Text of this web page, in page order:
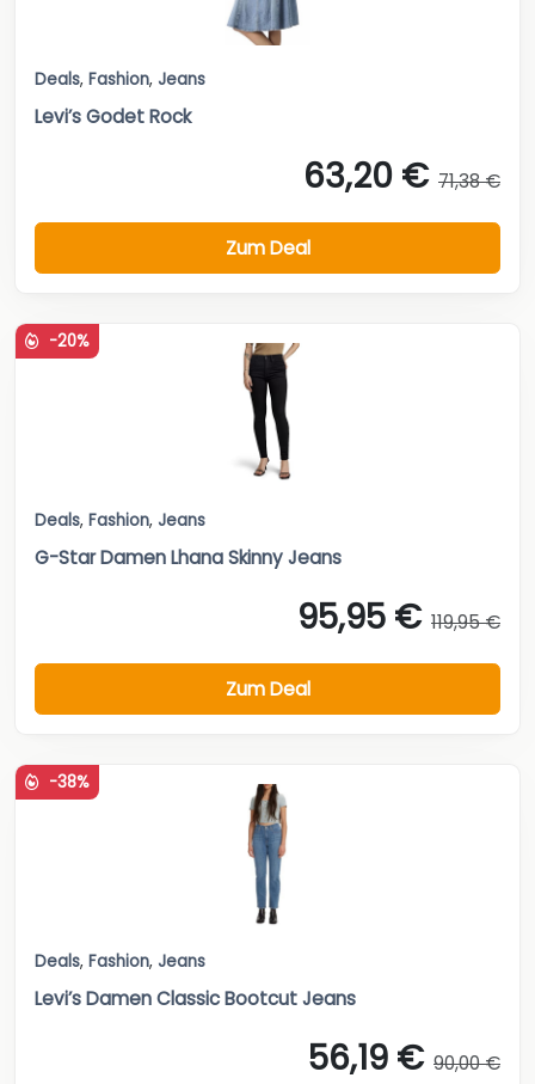
Deals, Fashion, Jeans
Levi’s Godet Rock
63,20 € 71,38 €
Zum Deal
-20%
Deals, Fashion, Jeans
G-Star Damen Lhana Skinny Jeans
95,95 € 119,95 €
Zum Deal
-38%
Deals, Fashion, Jeans
Levi’s Damen Classic Bootcut Jeans
56,19 € 90,00 €